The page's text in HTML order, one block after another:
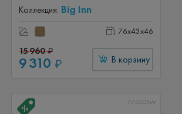
Коллекция: Big Inn
76x43x46
15 960₽
9 310 ₽ В корзину
77.0205W